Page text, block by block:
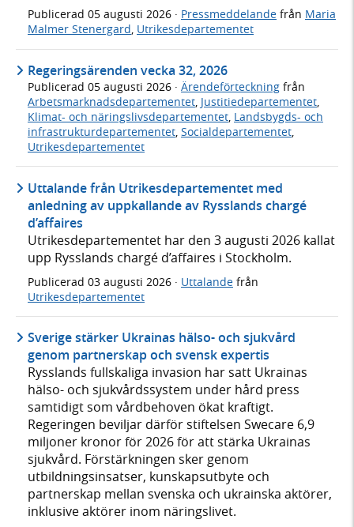
Publicerad 05 augusti 2026 · Pressmeddelande från Maria
Malmer Stenergard, Utrikesdepartementet
Regeringsärenden vecka 32, 2026
Publicerad 05 augusti 2026 · Ärendeförteckning från
Arbetsmarknadsdepartementet, Justitiedepartementet,
Klimat- och näringslivsdepartementet, Landsbygds- och
infrastrukturdepartementet, Socialdepartementet,
Utrikesdepartementet
Uttalande från Utrikesdepartementet med
anledning av uppkallande av Rysslands chargé
d’affaires
Utrikesdepartementet har den 3 augusti 2026 kallat
upp Rysslands chargé d’affaires i Stockholm.
Publicerad 03 augusti 2026 · Uttalande från
Utrikesdepartementet
Sverige stärker Ukrainas hälso- och sjukvård
genom partnerskap och svensk expertis
Rysslands fullskaliga invasion har satt Ukrainas
hälso- och sjukvårdssystem under hård press
samtidigt som vårdbehoven ökat kraftigt.
Regeringen beviljar därför stiftelsen Swecare 6,9
miljoner kronor för 2026 för att stärka Ukrainas
sjukvård. Förstärkningen sker genom
utbildningsinsatser, kunskapsutbyte och
partnerskap mellan svenska och ukrainska aktörer,
inklusive aktörer inom näringslivet.